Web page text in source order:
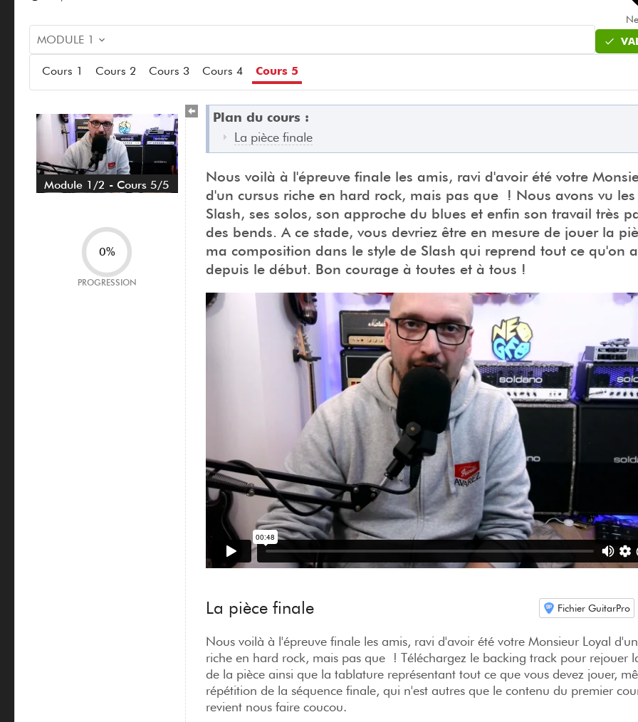
MODULE 1
Cours 1 Cours 2 Cours 3 Cours 4 Cours 5
Plan du cours :
La pièce finale
Nous voilà à l'épreuve finale les amis, ravi d'avoir été votre
d'un cursus riche en hard rock, mais pas que ! Nous avons vu
Slash, ses solos, son approche du blues et enfin son travail très
des bends. A ce stade, vous devriez être en mesure de jouer la
ma composition dans le style de Slash qui reprend tout ce qu'on
depuis le début. Bon courage à toutes et à tous !
La pièce finale Fichier GuitarPro
Nous voilà à l'épreuve finale les amis, ravi d'avoir été votre Monsieur Loyal
riche en hard rock, mais pas que ! Téléchargez le backing track pour rejouer
de la pièce ainsi que la tablature représentant tout ce que vous devez jouer,
répétition de la séquence finale, qui n'est autres que le contenu du premier
revient nous faire coucou.
Module 1/2 - Cours 5/5
0%
PROGRESSION